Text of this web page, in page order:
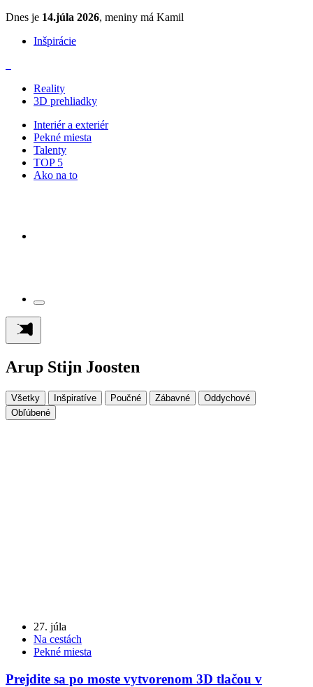
Dnes je 14.júla 2026, meniny má Kamil
Inšpirácie
Reality
3D prehliadky
Interiér a exteriér
Pekné miesta
Talenty
TOP 5
Ako na to
Arup Stijn Joosten
Všetky Inšpiratíve Poučné Zábavné
Oddychové
Obľúbené
27. júla
Na cestách
Pekné miesta
Prejdite sa po moste vytvorenom 3D tlačou v